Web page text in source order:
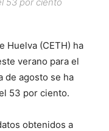
Huelva (CETH) ha
verano para el
de agosto se ha
53 por ciento.
obtenidos a